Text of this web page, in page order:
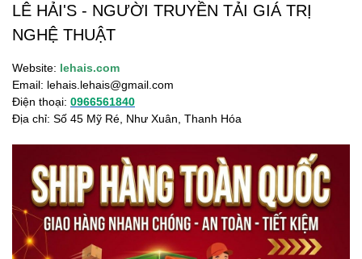
LÊ HẢI'S - NGƯỜI TRUYỀN TẢI GIÁ TRỊ
NGHỆ THUẬT
Website: lehais.com
Email: lehais.lehais@gmail.com
Điện thoại: 0966561840
Địa chỉ: Số 45 Mỹ Ré, Như Xuân, Thanh Hóa